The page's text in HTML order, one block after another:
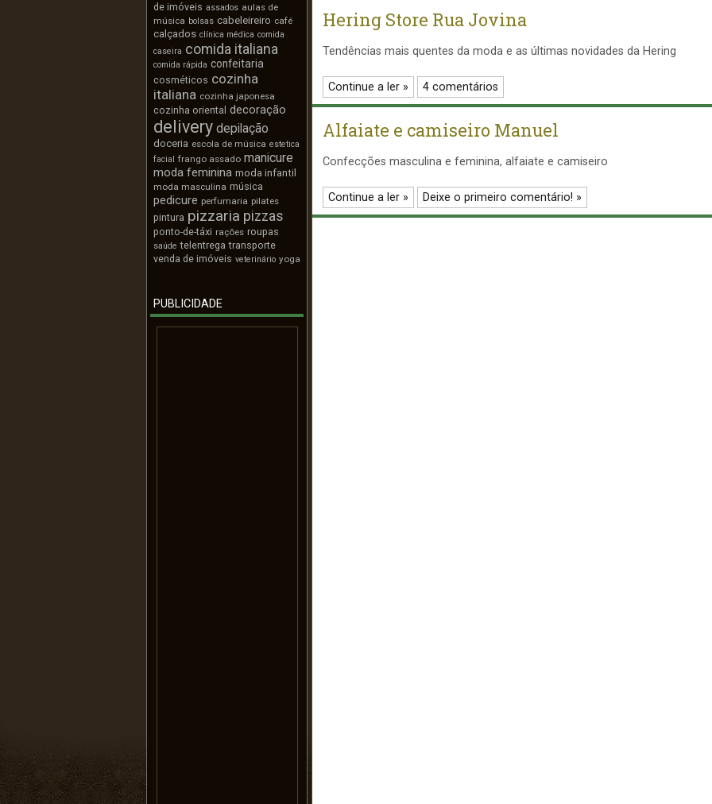
de imóveis assados aulas de
música bolsas cabeleireiro café
calçados clínica médica comida
caseira comida italiana
comida rápida confeitaria
cosméticos cozinha
italiana cozinha japonesa
cozinha oriental decoração
delivery depilação
doceria escola de música estetica
facial frango assado manicure
moda feminina moda infantil
moda masculina música
pedicure perfumaria pilates
pintura pizzaria pizzas
ponto-de-táxi rações roupas
saúde telentrega transporte
venda de imóveis veterinário yoga
PUBLICIDADE
Hering Store Rua Jovina
Tendências mais quentes da moda e as últimas novidades da Hering
Continue a ler » 4 comentários
Alfaiate e camiseiro Manuel
Confecções masculina e feminina, alfaiate e camiseiro
Continue a ler » Deixe o primeiro comentário! »